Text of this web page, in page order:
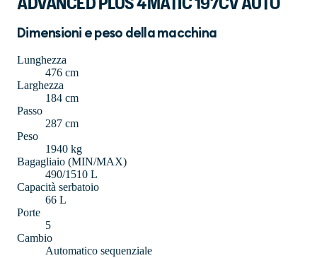
Dimensioni e peso della macchina
Lunghezza
476 cm
Larghezza
184 cm
Passo
287 cm
Peso
1940 kg
Bagagliaio (MIN/MAX)
490/1510 L
Capacità serbatoio
66 L
Porte
5
Cambio
Automatico sequenziale